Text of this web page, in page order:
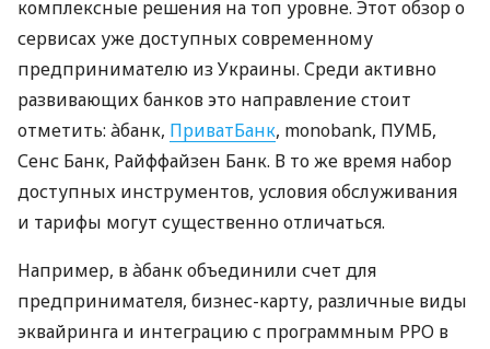
комплексные решения на топ уровне. Этот обзор о
сервисах уже доступных современному
предпринимателю из Украины. Среди активно
развивающих банков это направление стоит
отметить: àбанк, ПриватБанк, monobank, ПУМБ,
Сенс Банк, Райффайзен Банк. В то же время набор
доступных инструментов, условия обслуживания
и тарифы могут существенно отличаться.
Например, в àбанк объединили счет для
предпринимателя, бизнес-карту, различные виды
эквайринга и интеграцию с программным РРО в